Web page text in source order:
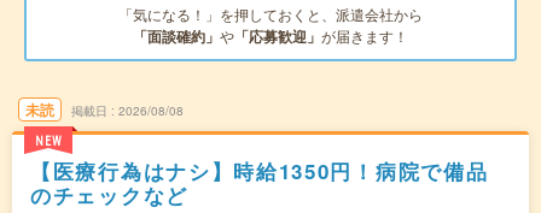
「気になる！」を押しておくと、派遣会社から
「面談確約」 や 「応募歓迎」 が届きます！
未読
NEW
掲載日 2026/08/08
【医療行為はナシ】時給1350円！病院で備品
のチェックなど